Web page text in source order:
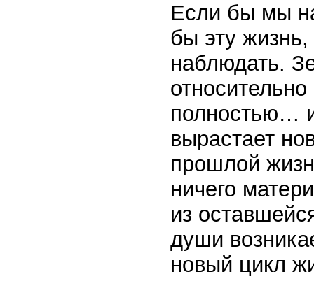
Если бы мы
бы эту
наблюдать.
полностью…
вырастает
прошлой
ничего
из
души
новый цикл